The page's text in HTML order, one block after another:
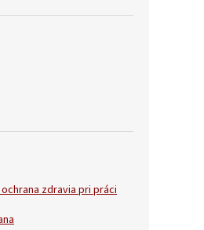
zdravia pri práci